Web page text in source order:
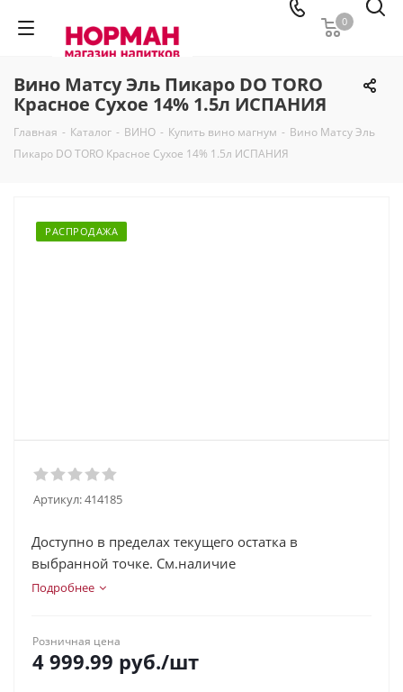
0
Вино Матсу Эль Пикаро DO TORO
Красное Сухое 14% 1.5л ИСПАНИЯ
Главная - Каталог - ВИНО - Купить вино магнум - Вино Матсу Эль
Пикаро DO TORO Красное Сухое 14% 1.5л ИСПАНИЯ
РАСПРОДАЖА
Артикул:414185
Доступно в пределах текущего остатка в
выбранной точке. См.наличие
Подробнее
Розничная цена
4 999.99 руб./шт